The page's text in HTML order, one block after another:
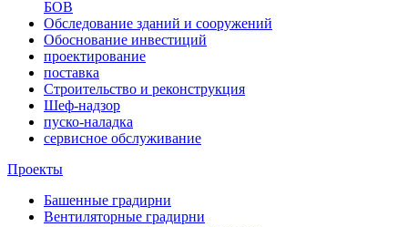
БОВ
Обследование зданий и сооружений
Обоснование инвестиций
проектирование
поставка
Строительство и реконструкция
Шеф-надзор
пуско-наладка
сервисное обслуживание
Проекты
Башенные градирни
Вентиляторные градирни